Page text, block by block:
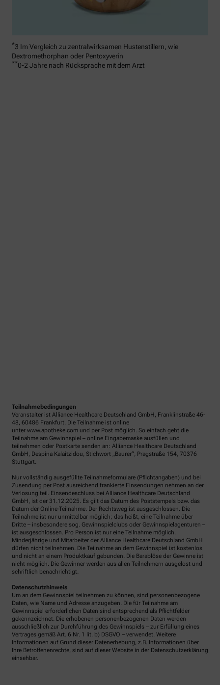
*3 Im Vergleich zu zentralwirksamen Hustenstillern, wie
Dextromethorphan oder Pentoxyverin
**0-2 Jahre nach Rücksprache mit dem Arzt
Teilnahmebedingungen
Veranstalter ist Alliance Healthcare Deutschland GmbH, Franklinstraße 46-
48, 60486 Frankfurt. Die Teilnahme ist online
unter www.apotheke.com und per Post möglich. So einfach geht die
Teilnahme am Gewinnspiel – online Eingabemaske ausfüllen und
teilnehmen oder Postkarte senden an: Alliance Healthcare Deutschland
GmbH, Despina Kalaitzidou, Stichwort „Baurer“, Pragstraße 154, 70376
Stuttgart.
Nur vollständig ausgefüllte Teilnahmeformulare (Pflichtangaben) und bei
Zusendung per Post ausreichend frankierte Einsendungen nehmen an der
Verlosung teil. Einsendeschluss bei Alliance Healthcare Deutschland
GmbH, ist der 31.12.2025. Es gilt das Datum des Poststempels bzw. das
Datum der Online-Teilnahme. Der Rechtsweg ist ausgeschlossen. Die
Teilnahme ist nur unmittelbar möglich; das heißt, eine Teilnahme über
Dritte – insbesondere sog. Gewinnspielclubs oder Gewinnspielagenturen –
ist ausgeschlossen. Pro Person ist nur eine Teilnahme möglich.
Minderjährige und Mitarbeiter der Alliance Healthcare Deutschland GmbH
dürfen nicht teilnehmen. Die Teilnahme an dem Gewinnspiel ist kostenlos
und nicht an einem Produktkauf gebunden. Die Barablöse der Gewinne ist
nicht möglich. Die Gewinner werden aus allen Teilnehmern ausgelost und
schriftlich benachrichtigt.
Datenschutzhinweis
Um an dem Gewinnspiel teilnehmen zu können, sind personenbezogene
Daten, wie Name und Adresse anzugeben. Die für Teilnahme am
Gewinnspiel erforderlichen Daten sind entsprechend als Pflichtfelder
gekennzeichnet. Die erhobenen personenbezogenen Daten werden
ausschließlich zur Durchführung des Gewinnspiels – zur Erfüllung eines
Vertrages gemäß Art. 6 Nr. 1 lit. b) DSGVO – verwendet. Weitere
Informationen auf Grund dieser Datenerhebung, z.B. Informationen über
Ihre Betroffenenrechte, sind auf dieser Website in der Datenschutzerklärung
einsehbar.